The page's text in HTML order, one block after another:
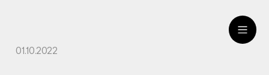
01.10.2022